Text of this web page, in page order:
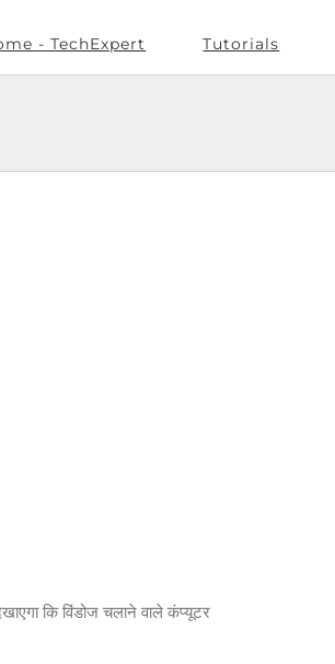
- TechExpert Tutorials
कि विंडोज चलाने वाले कंप्यूटर